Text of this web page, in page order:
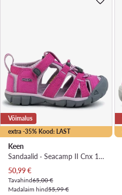
extra -35% Kood: LAST
Võimalus
Keen
Sandaalid · Seacamp II Cnx 1022979 · Roosa
Praegune hind
50,99€
Tavahind65,00 €
Madalaim hind55,99 €